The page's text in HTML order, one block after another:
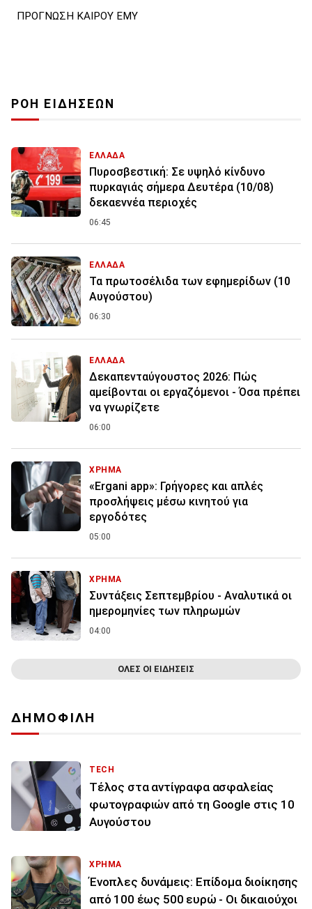
ΠΡΟΓΝΩΣΗ ΚΑΙΡΟΥ ΕΜΥ
ΡΟΗ ΕΙΔΗΣΕΩΝ
ΕΛΛΑΔΑ
Πυροσβεστική: Σε υψηλό κίνδυνο
πυρκαγιάς σήμερα Δευτέρα (10/08)
δεκαεννέα περιοχές
06:45
ΕΛΛΑΔΑ
Τα πρωτοσέλιδα των εφημερίδων (10
Αυγούστου)
06:30
ΕΛΛΑΔΑ
Δεκαπενταύγουστος 2026: Πώς
αμείβονται οι εργαζόμενοι - Όσα πρέπει
να γνωρίζετε
06:00
ΧΡΗΜΑ
«Ergani app»: Γρήγορες και απλές
προσλήψεις μέσω κινητού για
εργοδότες
05:00
ΧΡΗΜΑ
Συντάξεις Σεπτεμβρίου - Αναλυτικά οι
ημερομηνίες των πληρωμών
04:00
ΟΛΕΣ ΟΙ ΕΙΔΗΣΕΙΣ
ΔΗΜΟΦΙΛΗ
TECH
Τέλος στα αντίγραφα ασφαλείας
φωτογραφιών από τη Google στις 10
Αυγούστου
ΧΡΗΜΑ
Ένοπλες δυνάμεις: Επίδομα διοίκησης
από 100 έως 500 ευρώ - Οι δικαιούχοι